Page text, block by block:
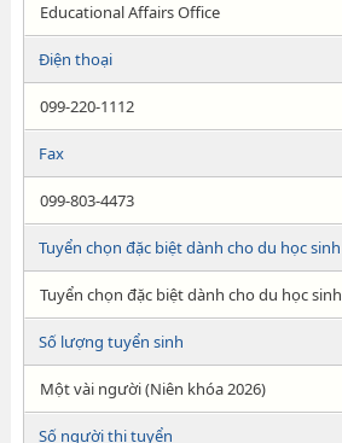
Educational Affairs Office
Điện thoại
099-220-1112
Fax
099-803-4473
Tuyển chọn đặc biệt dành cho du học sinh
Tuyển chọn đặc biệt dành cho du học sinh
Số lượng tuyển sinh
Một vài người (Niên khóa 2026)
Số người thi tuyển